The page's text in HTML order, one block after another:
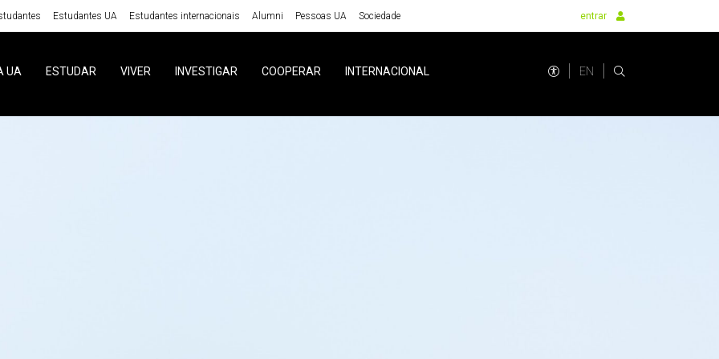
Estudantes UA Estudantes internacionais Alumni Pessoas UA Sociedade entrar
UA ESTUDAR VIVER INVESTIGAR COOPERAR INTERNACIONAL EN